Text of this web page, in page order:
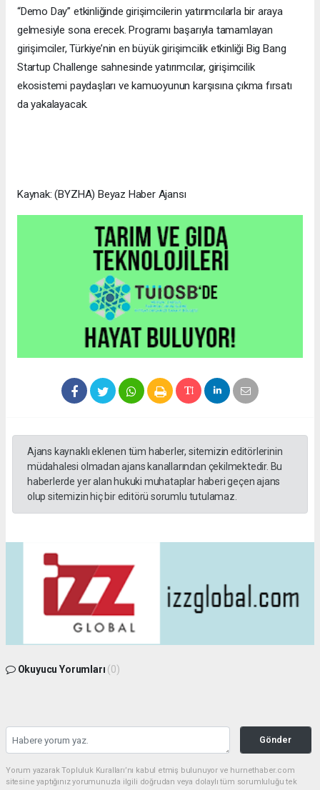
“Demo Day” etkinliğinde girişimcilerin yatırımcılarla bir araya
gelmesiyle sona erecek. Programı başarıyla tamamlayan
girişimciler, Türkiye’nin en büyük girişimcilik etkinliği Big Bang
Startup Challenge sahnesinde yatırımcılar, girişimcilik
ekosistemi paydaşları ve kamuoyunun karşısına çıkma fırsatı
da yakalayacak.
Kaynak: (BYZHA) Beyaz Haber Ajansı
Ajans kaynaklı eklenen tüm haberler, sitemizin editörlerinin
müdahalesi olmadan ajans kanallarından çekilmektedir. Bu
haberlerde yer alan hukuki muhataplar haberi geçen ajans
olup sitemizin hiç bir editörü sorumlu tutulamaz.
Okuyucu Yorumları (0)
Gönder
Yorum yazarak Topluluk Kuralları’nı kabul etmiş bulunuyor ve hurnethaber.com
sitesine yaptığınız yorumunuzla ilgili doğrudan veya dolaylı tüm sorumluluğu tek